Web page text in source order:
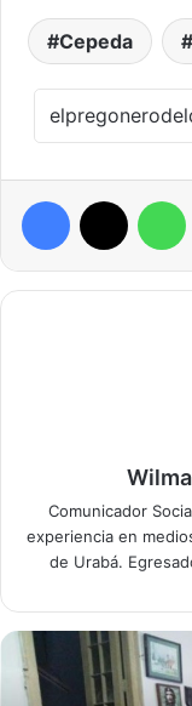
Cepeda
Facebook
Comunicador
experiencia en
de Urabá.